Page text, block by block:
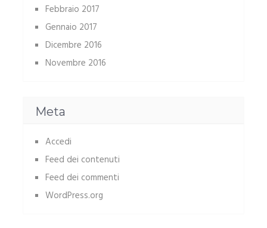
Febbraio 2017
Gennaio 2017
Dicembre 2016
Novembre 2016
Meta
Accedi
Feed dei contenuti
Feed dei commenti
WordPress.org